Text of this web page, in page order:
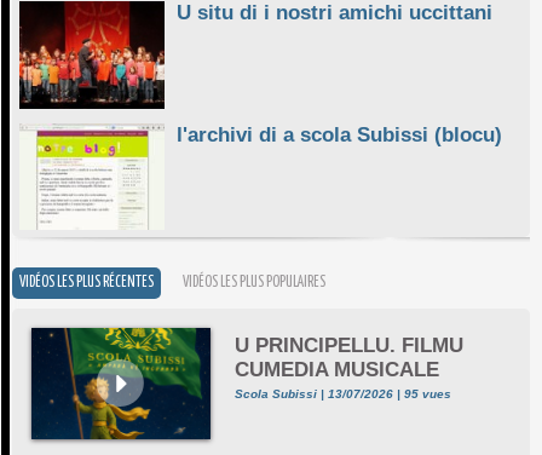
U situ di i nostri amichi uccittani
l'archivi di a scola Subissi (blocu)
VIDÉOS LES PLUS RÉCENTES VIDÉOS LES PLUS POPULAIRES
U PRINCIPELLU. FILMU
CUMEDIA MUSICALE
Scola Subissi | 13/07/2026 | 95 vues